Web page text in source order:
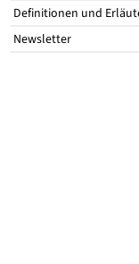
Definitionen und
Newsletter